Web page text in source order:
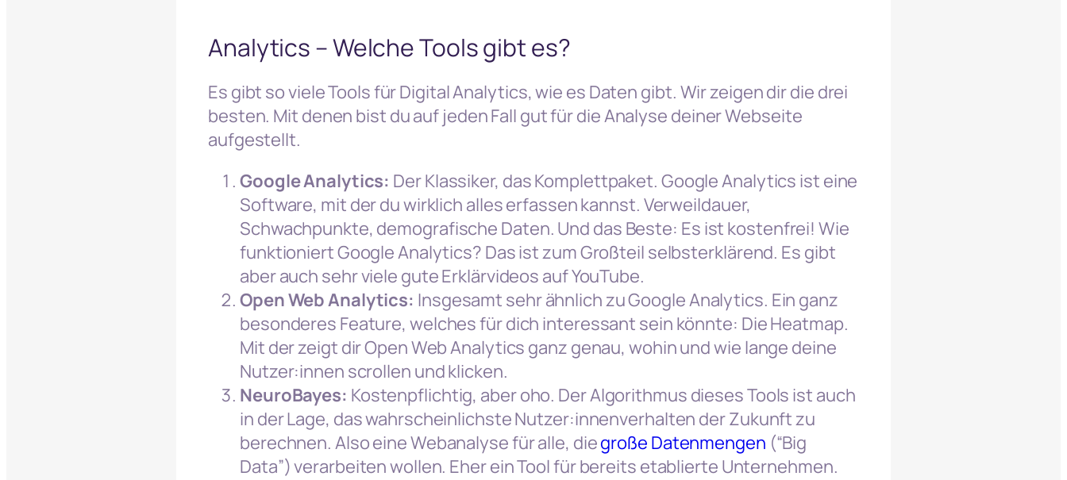
Analytics – Welche Tools gibt es?
Es gibt so viele Tools für Digital Analytics, wie es Daten gibt. Wir zeigen dir die drei
besten. Mit denen bist du auf jeden Fall gut für die Analyse deiner Webseite
aufgestellt.
Google Analytics: Der Klassiker, das Komplettpaket. Google Analytics ist eine
Software, mit der du wirklich alles erfassen kannst. Verweildauer,
Schwachpunkte, demografische Daten. Und das Beste: Es ist kostenfrei! Wie
funktioniert Google Analytics? Das ist zum Großteil selbsterklärend. Es gibt
aber auch sehr viele gute Erklärvideos auf YouTube.
Open Web Analytics: Insgesamt sehr ähnlich zu Google Analytics. Ein ganz
besonderes Feature, welches für dich interessant sein könnte: Die Heatmap.
Mit der zeigt dir Open Web Analytics ganz genau, wohin und wie lange deine
Nutzer:innen scrollen und klicken.
NeuroBayes: Kostenpflichtig, aber oho. Der Algorithmus dieses Tools ist auch
in der Lage, das wahrscheinlichste Nutzer:innenverhalten der Zukunft zu
berechnen. Also eine Webanalyse für alle, diegroße Datenmengen (“Big
Data”) verarbeiten wollen. Eher ein Tool für bereits etablierte Unternehmen.